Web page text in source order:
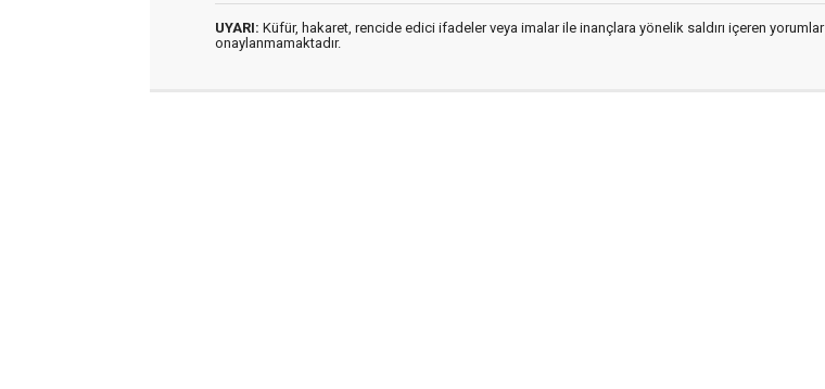
UYARI: Küfür, hakaret, rencide edici ifadeler veya imalar ile inançlara yönelik saldırı içeren yorumlar
onaylanmamaktadır.